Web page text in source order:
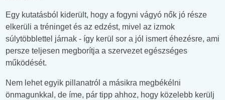
Egy kutatásból kiderült, hogy a fogyni vágyó nők jó része
elkerüli a tréninget és az edzést, mivel az izmok
súlytöbblettel járnak - így kerül sor a jól ismert éhezésre, ami
persze teljesen megborítja a szervezet egészséges
működését.
Nem lehet egyik pillanatról a másikra megbékélni
önmagunkkal, de íme, pár tipp ahhoz, hogy közelebb kerülj